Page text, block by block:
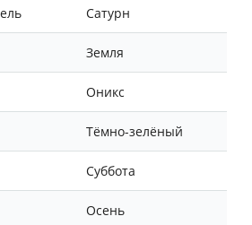
Сатурн
Земля
Оникс
Тёмно-зелёный
Суббота
Осень